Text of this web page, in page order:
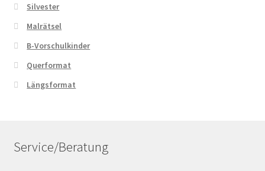
Silvester
Malrätsel
B-Vorschulkinder
Querformat
Längsformat
Service/Beratung